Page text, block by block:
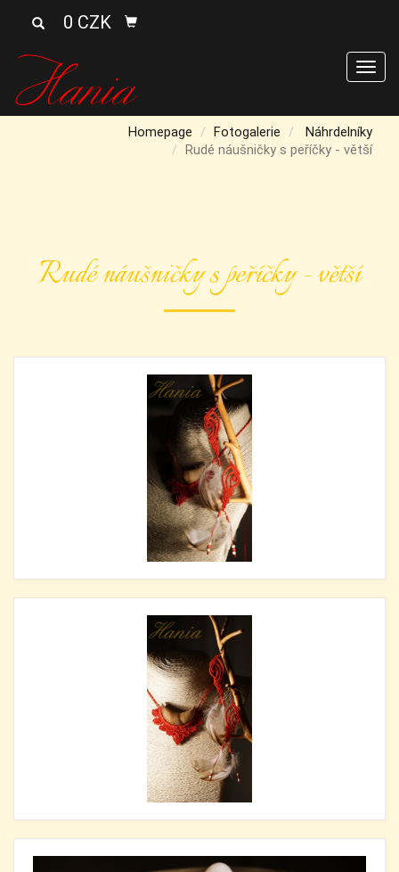
0 CZK
Homepage Fotogalerie
Náhrdelníky
Rudé náušničky s peříčky - větší
Rudé náušničky s peříčky - větší